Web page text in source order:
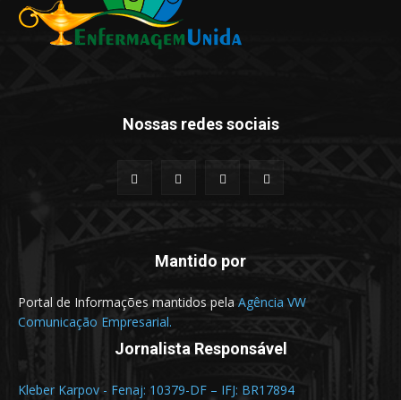
Nossas redes sociais
Mantido por
Portal de Informações mantidos pela Agência VW
Comunicação Empresarial.
Jornalista Responsável
Kleber Karpov - Fenaj: 10379-DF – IFJ: BR17894